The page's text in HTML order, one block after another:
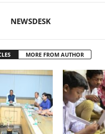
NEWSDESK
MORE FROM AUTHOR